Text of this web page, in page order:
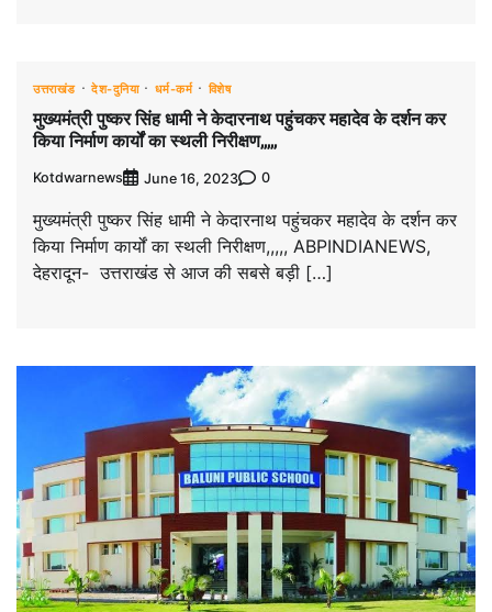
उत्तराखंड देश-दुनिया धर्म-कर्म विशेष
मुख्यमंत्री पुष्कर सिंह धामी ने केदारनाथ पहुंचकर महादेव के दर्शन कर
किया निर्माण कार्यों का स्थली निरीक्षण,,,,,
Kotdwarnews June 16, 2023 0
मुख्यमंत्री पुष्कर सिंह धामी ने केदारनाथ पहुंचकर महादेव के दर्शन कर
किया निर्माण कार्यों का स्थली निरीक्षण,,,,, ABPINDIANEWS,
देहरादून- उत्तराखंड से आज की सबसे बड़ी […]